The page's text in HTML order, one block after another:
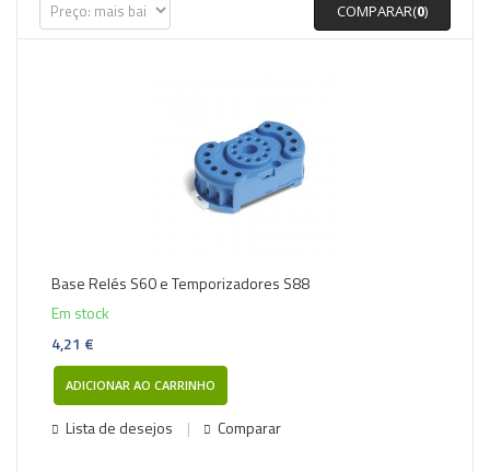
COMPARAR(0)
Base Relés S60 e Temporizadores S88
Em stock
4,21 €
ADICIONAR AO CARRINHO
Lista de desejos Comparar